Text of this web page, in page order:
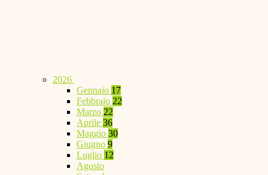
2026
Gennaio 17
Febbraio 22
Marzo 22
Aprile 36
Maggio 30
Giugno 9
Luglio 12
Agosto